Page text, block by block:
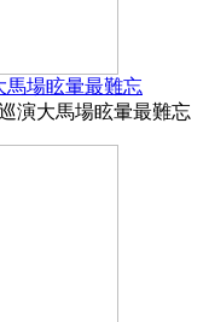
馬場眩暈最難忘
演大馬場眩暈最難忘